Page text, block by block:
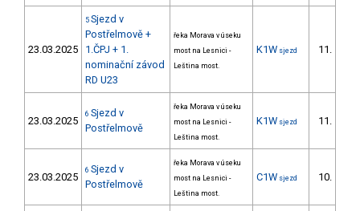
23.03.2025
5 Sjezd v
Postřelmově +
1.ČPJ + 1.
nominační závod
RD U23
řeka Morava v úseku
most na Lesnici -
Leština most.
K1W sjezd 11.
23.03.2025
6 Sjezd v
Postřelmově
řeka Morava v úseku
most na Lesnici -
Leština most.
K1W sjezd 11.
23.03.2025
6 Sjezd v
Postřelmově
řeka Morava v úseku
most na Lesnici -
Leština most.
C1W sjezd 10.